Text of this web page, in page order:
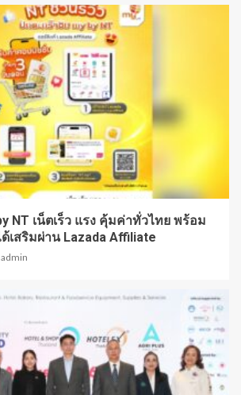
NT เน็ตเร็ว แรง คุ้มค่าทั่วไทย พร้อม
เสริมผ่าน Lazada Affiliate
admin